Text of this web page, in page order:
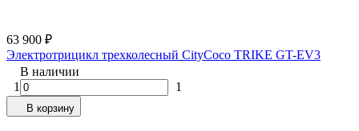
63 900 ₽
Электротрицикл трехколесный CityCoco TRIKE GT-EV3
В наличии
1
1
В корзину